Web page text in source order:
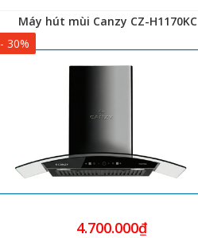
Máy hút mùi Canzy CZ-H1170KC
- 30%
4.700.000₫